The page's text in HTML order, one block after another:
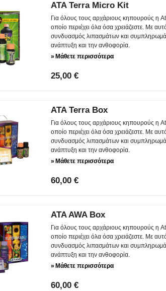
ATA Terra Micro Kit
Για όλους τους αρχάριους κηπουρούς η
οποίο περιέχει όλα όσα χρειάζεστε. Με
συνδυασμός λιπασμάτων και
ανάπτυξη και την ανθοφορία.
» Μάθετε περισσότερα
25,00 €
ATA Terra Box
Για όλους τους αρχάριους κηπουρούς η
οποίο περιέχει όλα όσα χρειάζεστε. Με
συνδυασμός λιπασμάτων και
ανάπτυξη και την ανθοφορία.
» Μάθετε περισσότερα
60,00 €
ATA AWA Box
Για όλους τους αρχάριους κηπουρούς η
οποίο περιέχει όλα όσα χρειάζεστε. Με
συνδυασμός λιπασμάτων και
ανάπτυξη και την ανθοφορία.
» Μάθετε περισσότερα
60,00 €